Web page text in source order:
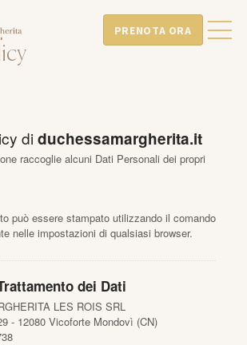
PRENOTA ORA
di duchessamargherita.it
raccoglie alcuni Dati Personali dei propri
può essere stampato utilizzando il comando
nelle impostazioni di qualsiasi browser.
dei Dati
LES ROIS SRL
- 12080 Vicoforte Mondovì (CN)